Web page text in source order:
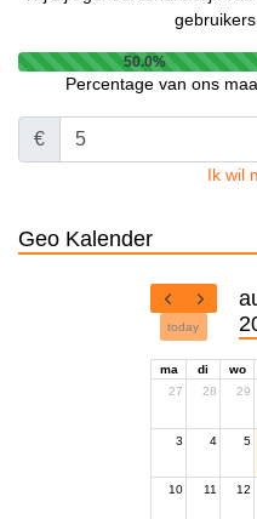
50.0%
Percentage van ons
€
Ik wil
Geo Kalender
today
ma di wo
27
28 29
3 4 5
10 11 12